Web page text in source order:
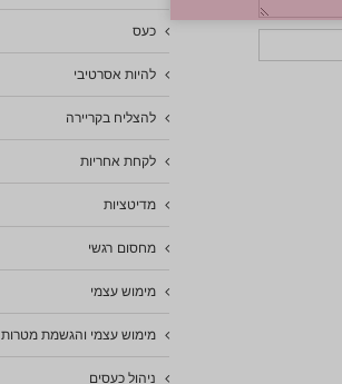
כעס
להיות אסרטיבי
להצליח בקריירה
לקחת אחריות
מדיטציות
מחסום רגשי
מימוש עצמי
מימוש עצמי והגשמת מטרות
ניהול כעסים